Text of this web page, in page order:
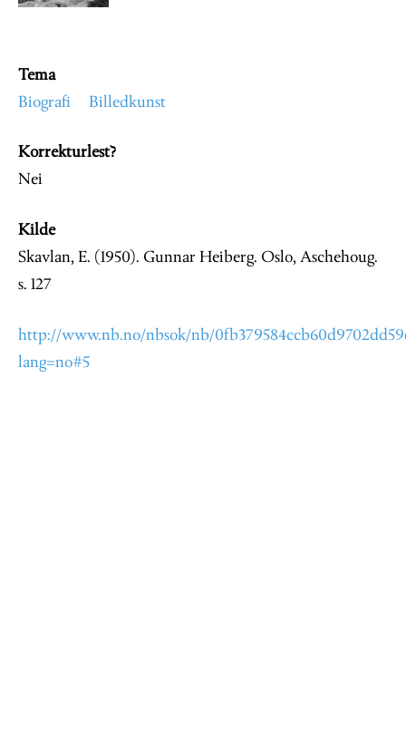
Tema
Biografi
Billedkunst
Korrekturlest?
Nei
Kilde
Skavlan, E. (1950). Gunnar Heiberg. Oslo, Aschehoug.
s. 127
http://www.nb.no/nbsok/nb/
lang=no#5